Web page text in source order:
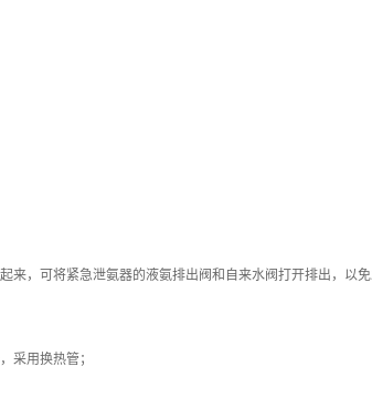
，可将紧急泄氨器的液氨排出阀和自来水阀打开排出，以免
采用换热管；